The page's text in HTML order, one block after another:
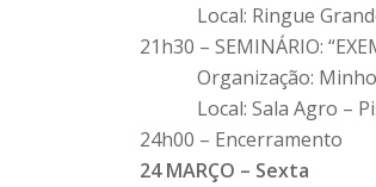
Local: Ringue
21h30 – SEMINÁRIO:
Organização: Minho
Local: Sala Agro –
24h00 – Encerramento
24 MARÇO – Sexta